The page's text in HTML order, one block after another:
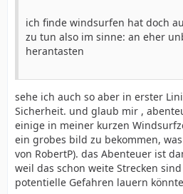
ich finde windsurfen hat doch
zu tun also im sinne: an eher
herantasten
sehe ich auch so aber in erster
Sicherheit. und glaub mir ,
einige in meiner kurzen
ein grobes bild zu bekommen,
von RobertP). das Abenteuer ist
weil das schon weite Strecken
potentielle Gefahren lauern